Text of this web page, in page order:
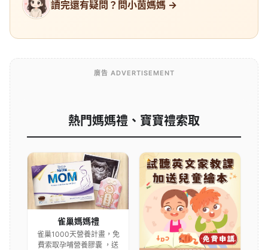
讀完還有疑問？問小茵媽媽 →
廣告 ADVERTISEMENT
熱門媽媽禮、寶寶禮索取
雀巢媽媽禮
雀巢1000天營養計畫，免
費索取孕哺營養膠囊 ，送